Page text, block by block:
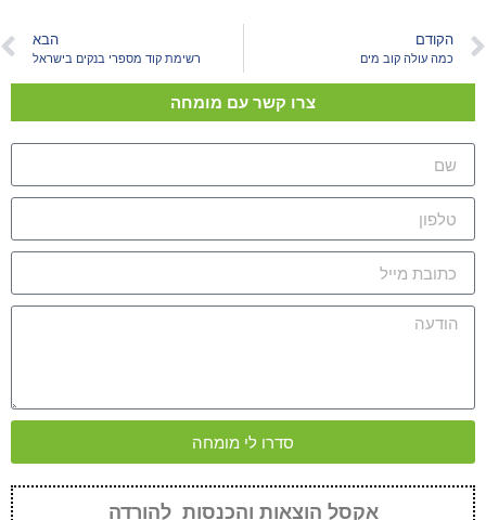
הקודם
כמה עולה קוב מים
הבא
רשימת קוד מספרי בנקים בישראל
צרו קשר עם מומחה
סדרו לי מומחה
אקסל הוצאות והכנסות להורדה